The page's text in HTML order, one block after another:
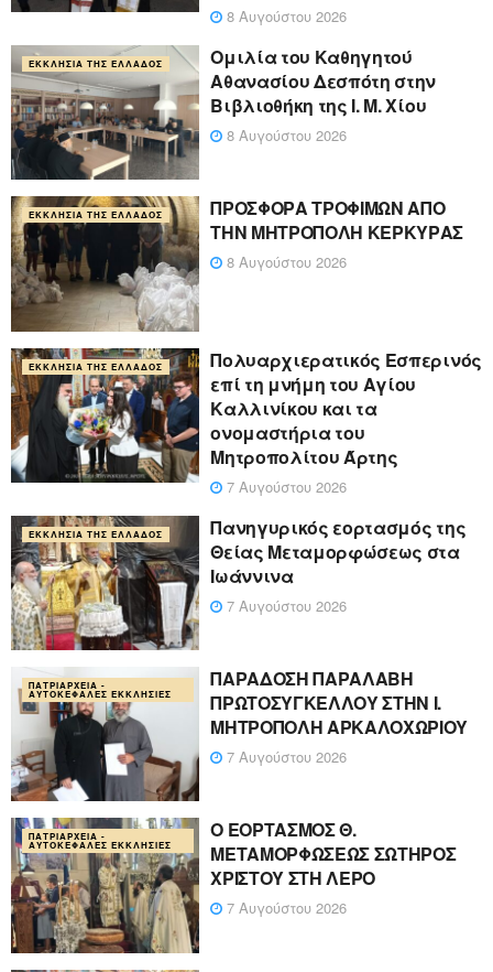
8 Αυγούστου 2026
ΕΚΚΛΗΣΊΑ ΤΗΣ ΕΛΛΆΔΟΣ
Ομιλία του Καθηγητού
Αθανασίου Δεσπότη στην
Βιβλιοθήκη της Ι. Μ. Χίου
8 Αυγούστου 2026
ΕΚΚΛΗΣΊΑ ΤΗΣ ΕΛΛΆΔΟΣ
ΠΡΟΣΦΟΡΑ ΤΡΟΦΙΜΩΝ ΑΠΟ
ΤΗΝ ΜΗΤΡΟΠΟΛΗ ΚΕΡΚΥΡΑΣ
8 Αυγούστου 2026
ΕΚΚΛΗΣΊΑ ΤΗΣ ΕΛΛΆΔΟΣ
Πολυαρχιερατικός Εσπερινός
επί τη μνήμη του Αγίου
Καλλινίκου και τα
ονομαστήρια του
Μητροπολίτου Άρτης
7 Αυγούστου 2026
ΕΚΚΛΗΣΊΑ ΤΗΣ ΕΛΛΆΔΟΣ
Πανηγυρικός εορτασμός της
Θείας Μεταμορφώσεως στα
Ιωάννινα
7 Αυγούστου 2026
ΠΑΤΡΙΑΡΧΕΊΑ -
ΑΥΤΟΚΈΦΑΛΕΣ ΕΚΚΛΗΣΊΕΣ
ΠΑΡΑΔΟΣΗ ΠΑΡΑΛΑΒΗ
ΠΡΩΤΟΣΥΓΚΕΛΛΟΥ ΣΤΗΝ Ι.
ΜΗΤΡΟΠΟΛΗ ΑΡΚΑΛΟΧΩΡΙΟΥ
7 Αυγούστου 2026
ΠΑΤΡΙΑΡΧΕΊΑ -
ΑΥΤΟΚΈΦΑΛΕΣ ΕΚΚΛΗΣΊΕΣ
Ο ΕΟΡΤΑΣΜΟΣ Θ.
ΜΕΤΑΜΟΡΦΩΣΕΩΣ ΣΩΤΗΡΟΣ
ΧΡΙΣΤΟΥ ΣΤΗ ΛΕΡΟ
7 Αυγούστου 2026